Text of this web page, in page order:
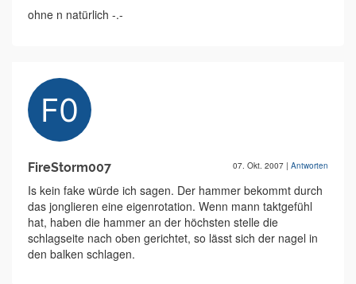
ohne n natürlich -.-
FireStorm007 07. Okt. 2007 | Antworten
Is kein fake würde ich sagen. Der hammer bekommt durch
das jonglieren eine eigenrotation. Wenn mann taktgefühl
hat, haben die hammer an der höchsten stelle die
schlagseite nach oben gerichtet, so lässt sich der nagel in
den balken schlagen.